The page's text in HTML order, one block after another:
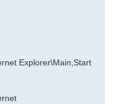
Explorer\Main,Start